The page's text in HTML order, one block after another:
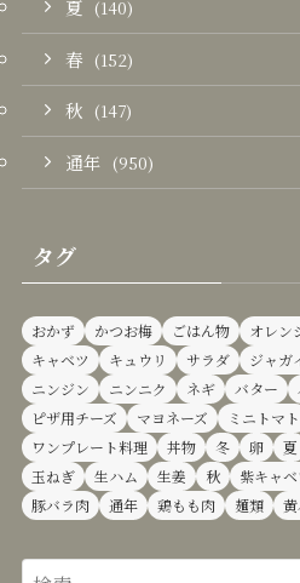
夏 (140)
春 (152)
秋 (147)
通年 (950)
タグ
おかず かつお梅 ごはん物 オレン
キャベツ
キュウリ サラダ ジャガ
ニンジン
ニンニク ネギ バター
ピザ用チーズ
マヨネーズ ミニトマト
ワンプレート料理
丼物 冬 卵 夏
玉ねぎ
生ハム 生姜 秋 紫キャベ
豚バラ肉
通年 鶏もも肉 麺類